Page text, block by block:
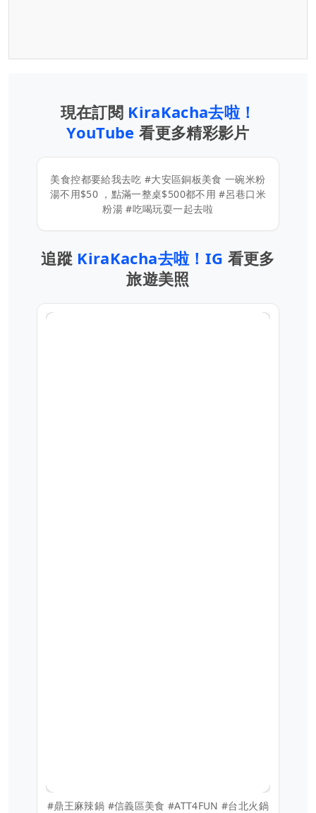
現在訂閱 KiraKacha去啦！
YouTube看更多精彩影片
美食控都要給我去吃 #大安區銅板美食 一碗米粉
湯不用$50 ，點滿一整桌$500都不用 #呂巷口米
粉湯 #吃喝玩耍一起去啦
追蹤 KiraKacha去啦！IG 看更多
旅遊美照
#鼎王麻辣鍋 #信義區美食 #ATT4FUN #台北火鍋